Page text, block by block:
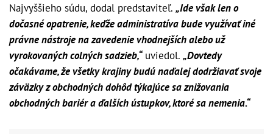
Najvyššieho súdu, dodal predstaviteľ. „Ide však len o
dočasné opatrenie, keďže administratíva bude využívať iné
právne nástroje na zavedenie vhodnejších alebo už
vyrokovaných colných sadzieb,“uviedol. „Dovtedy
očakávame, že všetky krajiny budú naďalej dodržiavať svoje
záväzky z obchodných dohôd týkajúce sa znižovania
obchodných bariér a ďalších ústupkov, ktoré sa nemenia.“